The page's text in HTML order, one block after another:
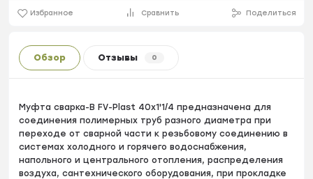
Избранное Сравнить Поделиться
Обзор Отзывы 0
Муфта сварка-B FV-Plast 40х1'1/4 предназначена для
соединения полимерных труб разного диаметра при
переходе от сварной части к резьбовому соединению в
системах холодного и горячего водоснабжения,
напольного и центрального отопления, распределения
воздуха, сантехнического оборудования, при прокладке